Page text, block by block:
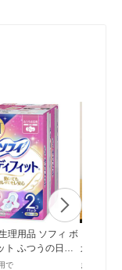
理用品 ソフィ ボ
ト ふつうの日用
21cm) 1パック
で
ガニック
cm 多い
まとめ割適